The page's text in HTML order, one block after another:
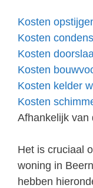
Kosten
Kosten
Kosten
Kosten
Kosten kelder
Kosten
Afhankelijk van
Het is cruciaal
woning in
hebben